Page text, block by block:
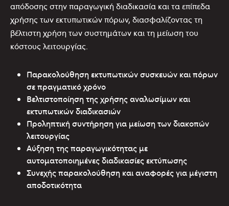
απόδοσης στην παραγωγική διαδικασία και τα επίπεδα
χρήσης των εκτυπωτικών πόρων, διασφαλίζοντας τη
βέλτιστη χρήση των συστημάτων και τη μείωση του
κόστους λειτουργίας.
Παρακολούθηση εκτυπωτικών συσκευών και πόρων
σε πραγματικό χρόνο
Βελτιστοποίηση της χρήσης αναλωσίμων και
εκτυπωτικών διαδικασιών
Προληπτική συντήρηση για μείωση των διακοπών
λειτουργίας
Αύξηση της παραγωγικότητας με
αυτοματοποιημένες διαδικασίες εκτύπωσης
Συνεχής παρακολούθηση και αναφορές για μέγιστη
αποδοτικότητα